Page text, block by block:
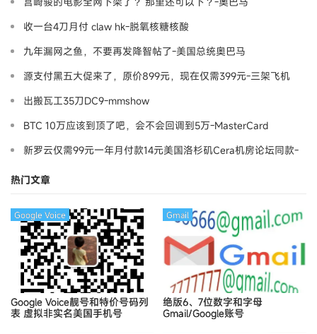
收一台4刀月付 claw hk-脱氧核糖核酸
九年漏网之鱼，不要再发降智帖了-美国总统奥巴马
源支付黑五大促来了，原价899元，现在仅需399元-三架飞机
出搬瓦工35刀DC9-mmshow
BTC 10万应该到顶了吧，会不会回调到5万-MasterCard
新罗云仅需99元一年月付款14元美国洛杉矶Cera机房论坛同款-
热门文章
Google Voice靓号和特价号码列
表 虚拟非实名美国手机号
Google Voice
绝版6、7位数字和字母
Gmail/Google账号
Gmail